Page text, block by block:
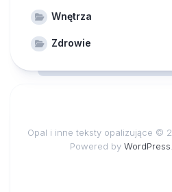
Wnętrza
Zdrowie
Opal i inne teksty opalizujące ©
Powered by WordPress